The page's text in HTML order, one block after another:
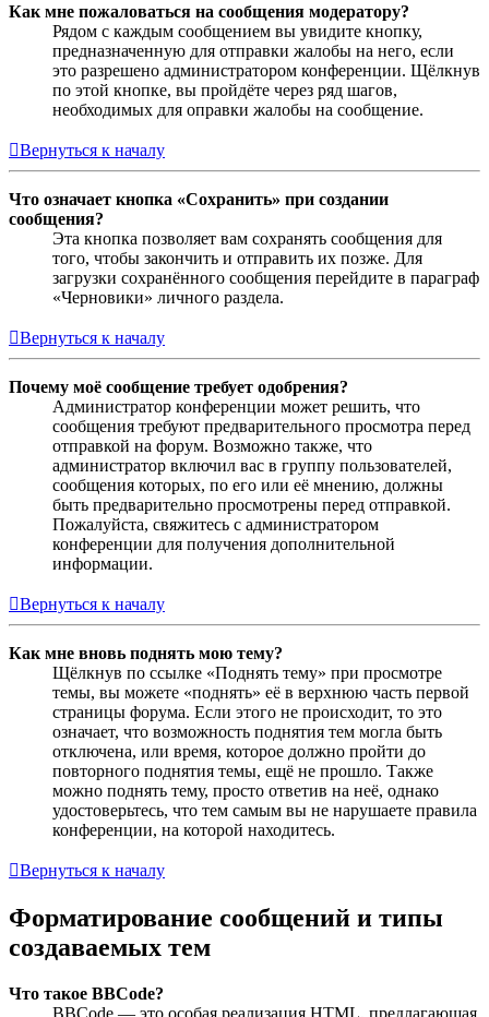
Как мне пожаловаться на сообщения модератору?
Рядом с каждым сообщением вы увидите кнопку,
предназначенную для отправки жалобы на него, если
это разрешено администратором конференции. Щёлкнув
по этой кнопке, вы пройдёте через ряд шагов,
необходимых для оправки жалобы на сообщение.
Вернуться к началу
Что означает кнопка «Сохранить» при создании
сообщения?
Эта кнопка позволяет вам сохранять сообщения для
того, чтобы закончить и отправить их позже. Для
загрузки сохранённого сообщения перейдите в параграф
«Черновики» личного раздела.
Вернуться к началу
Почему моё сообщение требует одобрения?
Администратор конференции может решить, что
сообщения требуют предварительного просмотра перед
отправкой на форум. Возможно также, что
администратор включил вас в группу пользователей,
сообщения которых, по его или её мнению, должны
быть предварительно просмотрены перед отправкой.
Пожалуйста, свяжитесь с администратором
конференции для получения дополнительной
информации.
Вернуться к началу
Как мне вновь поднять мою тему?
Щёлкнув по ссылке «Поднять тему» при просмотре
темы, вы можете «поднять» её в верхнюю часть первой
страницы форума. Если этого не происходит, то это
означает, что возможность поднятия тем могла быть
отключена, или время, которое должно пройти до
повторного поднятия темы, ещё не прошло. Также
можно поднять тему, просто ответив на неё, однако
удостоверьтесь, что тем самым вы не нарушаете правила
конференции, на которой находитесь.
Вернуться к началу
Форматирование сообщений и типы
создаваемых тем
Что такое BBCode?
BBCode — это особая реализация HTML, предлагающая